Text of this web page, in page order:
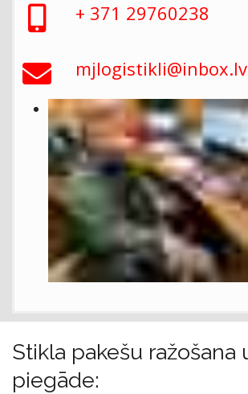
+ 371 29760238
mjlogistikli@inbox.lv
Stikla pakešu ražošana
piegāde: